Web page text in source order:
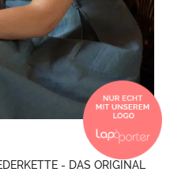
- DAS ORIGINAL